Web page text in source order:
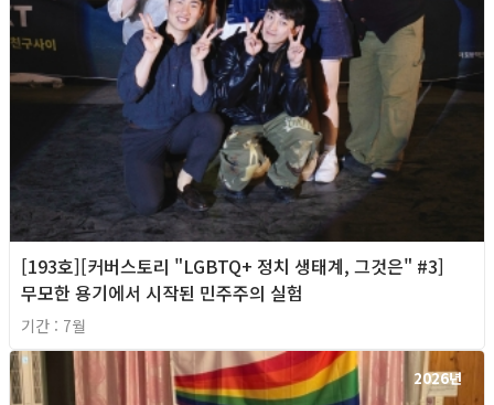
[193호][커버스토리 "LGBTQ+ 정치 생태계, 그것은" #3]
무모한 용기에서 시작된 민주주의 실험
기간 : 7월
2026년